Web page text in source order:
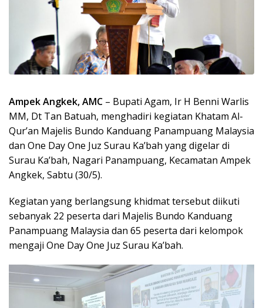
Ampek Angkek, AMC – Bupati Agam, Ir H Benni Warlis
MM, Dt Tan Batuah, menghadiri kegiatan Khatam Al-
Qur’an Majelis Bundo Kanduang Panampuang Malaysia
dan One Day One Juz Surau Ka’bah yang digelar di
Surau Ka’bah, Nagari Panampuang, Kecamatan Ampek
Angkek, Sabtu (30/5).
Kegiatan yang berlangsung khidmat tersebut diikuti
sebanyak 22 peserta dari Majelis Bundo Kanduang
Panampuang Malaysia dan 65 peserta dari kelompok
mengaji One Day One Juz Surau Ka’bah.